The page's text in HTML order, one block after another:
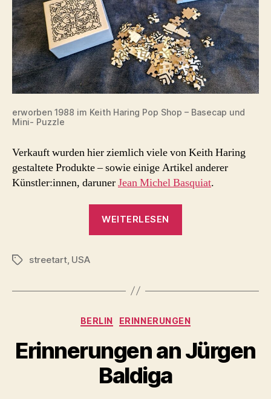
erworben 1988 im Keith Haring Pop Shop – Basecap und
Mini- Puzzle
Verkauft wurden hier ziemlich viele von Keith Haring
gestaltete Produkte – sowie einige Artikel anderer
Künstler:innen, darunerJean Michel Basquiat.
WEITERLESEN
–
Schlagwörter
streetart, USA
Kategorien
BERLIN ERINNERUNGEN
Erinnerungen an Jürgen
Baldiga